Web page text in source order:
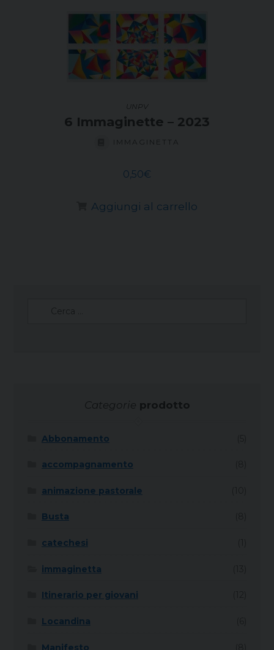
UNPV
6 Immaginette – 2023
IMMAGINETTA
0,50€
Aggiungi al carrello
Categorie prodotto
Abbonamento
accompagnamento
animazione pastorale
Busta
catechesi
immaginetta
Itinerario per giovani
Locandina
Manifesto